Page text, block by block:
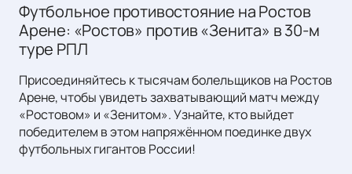
Футбольное противостояние на Ростов
Арене: «Ростов» против «Зенита» в 30-м
туре РПЛ
Присоединяйтесь к тысячам болельщиков на Ростов
Арене, чтобы увидеть захватывающий матч между
«Ростовом» и «Зенитом». Узнайте, кто выйдет
победителем в этом напряжённом поединке двух
футбольных гигантов России!